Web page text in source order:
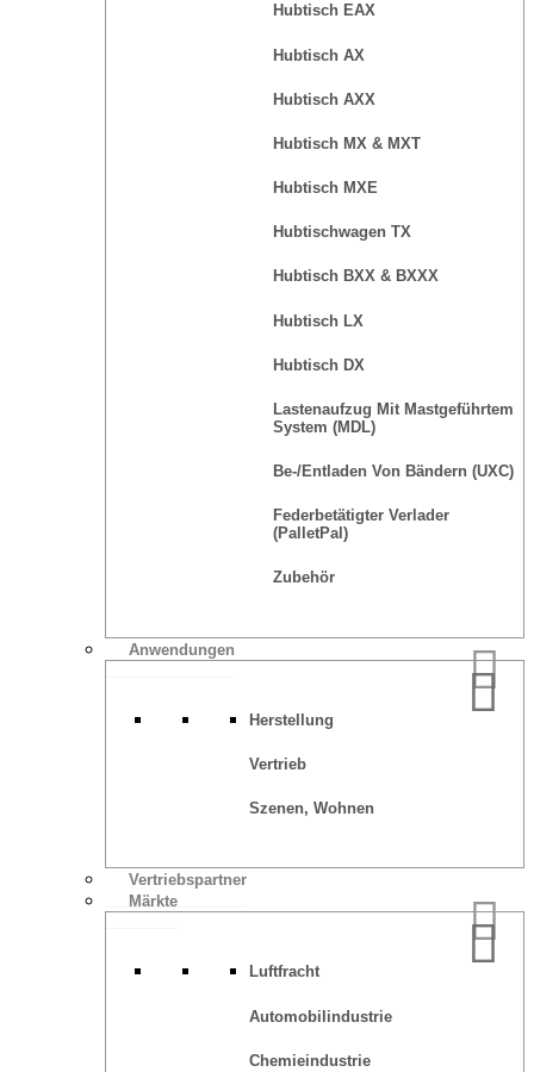
Hubtisch EAX
Hubtisch AX
Hubtisch AXX
Hubtisch MX & MXT
Hubtisch MXE
Hubtischwagen TX
Hubtisch BXX & BXXX
Hubtisch LX
Hubtisch DX
Lastenaufzug Mit Mastgeführtem
System (MDL)
Be-/Entladen Von Bändern (UXC)
Federbetätigter Verlader
(PalletPal)
Zubehör
Anwendungen
Herstellung
Vertrieb
Szenen, Wohnen
Vertriebspartner
Märkte
Luftfracht
Automobilindustrie
Chemieindustrie